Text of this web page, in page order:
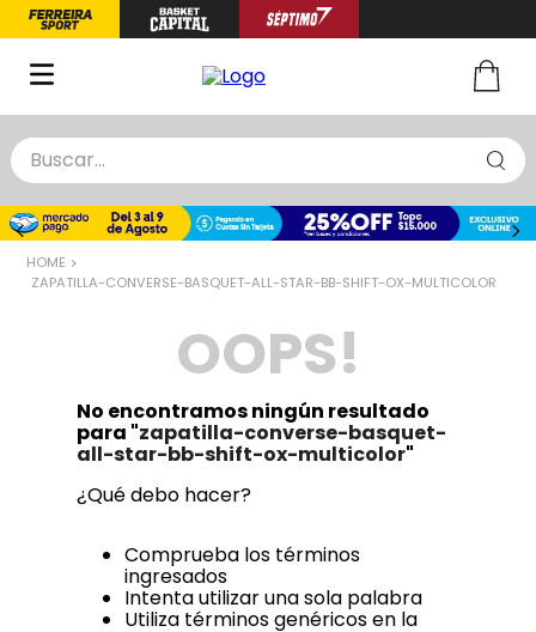
Buscar...
ZAPATILLA-CONVERSE-BASQUET-ALL-STAR-BB-SHIFT-OX-MULTICOLOR
OOPS!
No encontramos ningún resultado
para "zapatilla-converse-basquet-
all-star-bb-shift-ox-multicolor"
¿Qué debo hacer?
Comprueba los términos
ingresados
Intenta utilizar una sola palabra
Utiliza términos genéricos en la
TÉRMINOS MÁS BUSCADOS
1.
zapatillas basquet
2.
niño
chinelas